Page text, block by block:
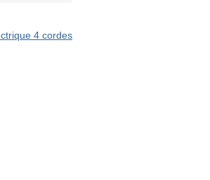
4 cordes